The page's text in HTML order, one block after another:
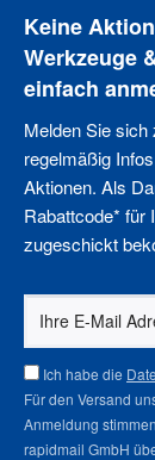
Keine
Werkzeuge
einfach
Melden Sie
regelmäßig
Aktionen. Als
Rabattcode* für
zugeschickt
Ich habe die
Für den Versand
Anmeldung
rapidmail GmbH